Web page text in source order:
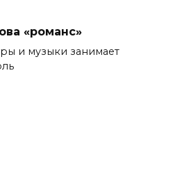
«романс»
и музыки занимает